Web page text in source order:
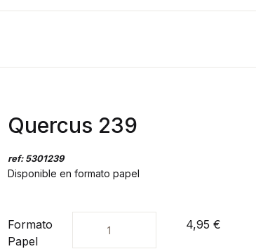
Quercus 239
ref: 5301239
Disponible en formato papel
Formato
Papel
Unidades
4,95 €